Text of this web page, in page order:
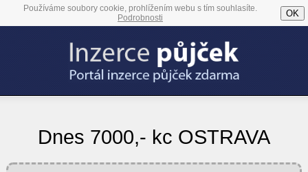
Používáme soubory cookie, prohlížením webu s tím souhlasíte.
Podrobnosti
OK
Dnes 7000,- kc OSTRAVA